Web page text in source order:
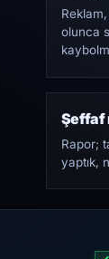
olunca
Şeffaf
Rapor;
yaptık,